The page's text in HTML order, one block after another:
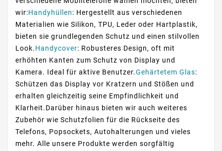
wir:Handyhüllen: Hergestellt aus verschiedenen
Materialien wie Silikon, TPU, Leder oder Hartplastik,
bieten sie grundlegenden Schutz und einen stilvollen
Look.Handycover: Robusteres Design, oft mit
erhöhten Kanten zum Schutz von Display und
Kamera. Ideal für aktive Benutzer.Gehärtetem Glas:
Schützen das Display vor Kratzern und Stößen und
erhalten gleichzeitig seine Empfindlichkeit und
Klarheit.Darüber hinaus bieten wir auch weiteres
Zubehör wie Schutzfolien für die Rückseite des
Telefons, Popsockets, Autohalterungen und vieles
mehr. Alle unsere Produkte werden sorgfältig